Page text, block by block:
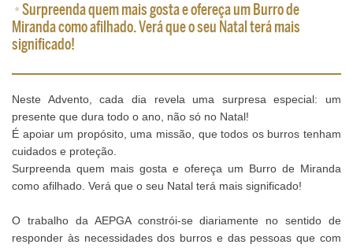
•Surpreenda quem mais gosta e ofereça um Burro de
Miranda como afilhado. Verá que o seu Natal terá mais
significado!
Neste Advento, cada dia revela uma surpresa especial: um
presente que dura todo o ano, não só no Natal!
É apoiar um propósito, uma missão, que todos os burros tenham
cuidados e proteção.
Surpreenda quem mais gosta e ofereça um Burro de Miranda
como afilhado. Verá que o seu Natal terá mais significado!
O trabalho da AEPGA constrói-se diariamente no sentido de
responder às necessidades dos burros e das pessoas que com